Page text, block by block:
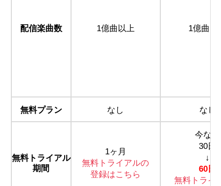
配信楽曲数 1億曲以上 1億曲以
無料プラン なし なし
無料トライアル
期間
1ヶ月
無料トライアルの
登録はこちら
今なら
30日
↓
60日
無料トライ